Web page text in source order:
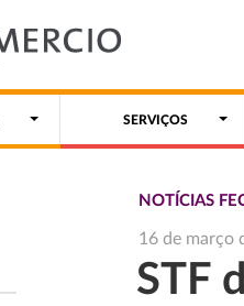
SERVIÇOS
NOTÍCIAS
16 de março
STF